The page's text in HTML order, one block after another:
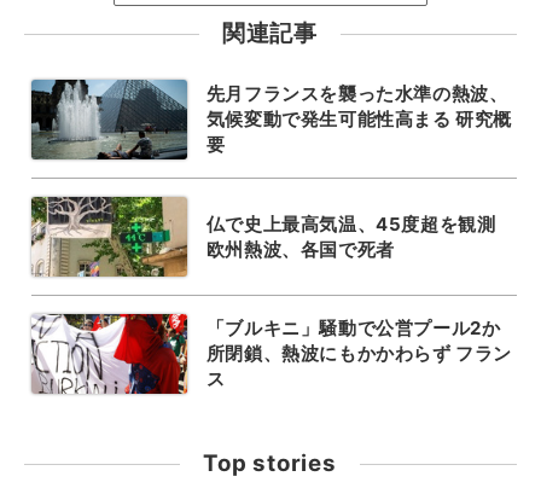
関連記事
先月フランスを襲った水準の熱波、
気候変動で発生可能性高まる 研究概
要
仏で史上最高気温、45度超を観測
欧州熱波、各国で死者
「ブルキニ」騒動で公営プール2か
所閉鎖、熱波にもかかわらず フラン
ス
Top stories